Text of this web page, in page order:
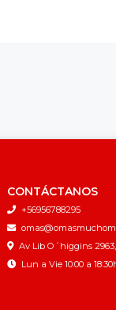
CONTÁCTANOS
+56956788295
Av Lib O´higgins
Lun a Vie 10:00 a